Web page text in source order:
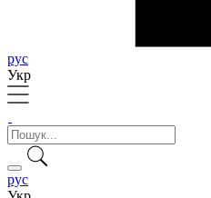
рус
Укр
рус